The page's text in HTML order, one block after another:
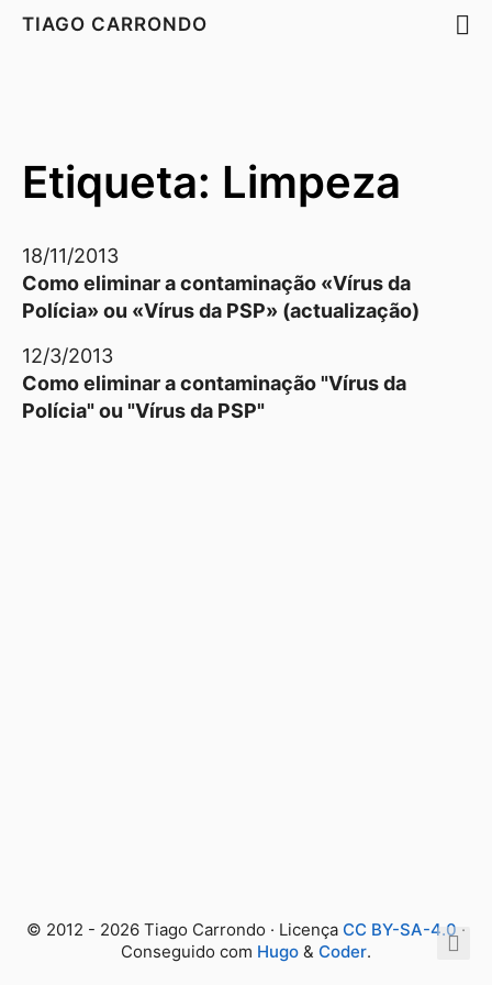
TIAGO CARRONDO
Etiqueta: Limpeza
18/11/2013
Como eliminar a contaminação «Vírus da
Polícia» ou «Vírus da PSP» (actualização)
12/3/2013
Como eliminar a contaminação "Vírus da
Polícia" ou "Vírus da PSP"
© 2012 - 2026 Tiago Carrondo · Licença CC BY-SA-4.0 ·
Conseguido com Hugo & Coder.